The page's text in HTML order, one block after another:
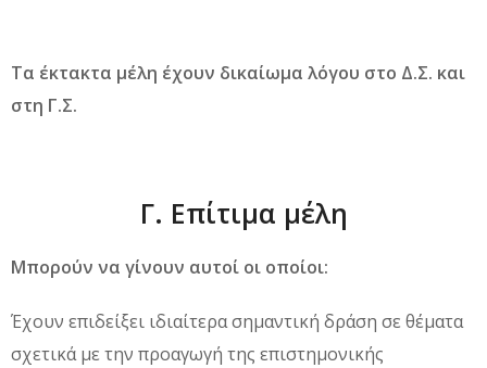
Τα έκτακτα μέλη έχουν δικαίωμα λόγου στο Δ.Σ. και
στη Γ.Σ.
Γ. Επίτιμα μέλη
Μπορούν να γίνουν αυτοί οι οποίοι:
Έχουν επιδείξει ιδιαίτερα σημαντική δράση σε θέματα
σχετικά με την προαγωγή της επιστημονικής